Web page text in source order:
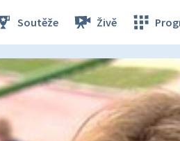
Soutěže Živě